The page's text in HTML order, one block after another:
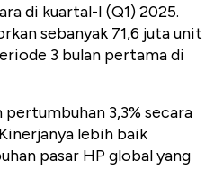
di kuartal-I (Q1) 2025.
sebanyak 71,6 juta unit
3 bulan pertama di
3,3% secara
lebih baik
pasar HP global yang